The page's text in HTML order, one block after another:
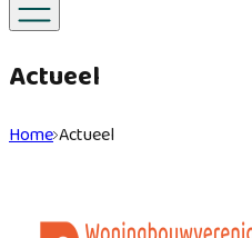
Actueel
Home Actueel